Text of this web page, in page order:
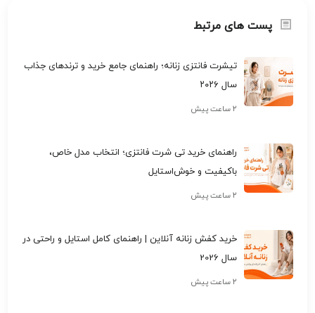
پست های مرتبط
تیشرت فانتزی زنانه؛ راهنمای جامع خرید و ترندهای جذاب
سال ۲۰۲۶
۲ ساعت پیش
راهنمای خرید تی شرت فانتزی؛ انتخاب مدل خاص،
باکیفیت و خوش‌استایل
۲ ساعت پیش
خرید کفش زنانه آنلاین | راهنمای کامل استایل و راحتی در
سال 2026
۲ ساعت پیش